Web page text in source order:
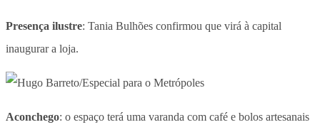
Presença ilustre: Tania Bulhões confirmou que virá à capital
inaugurar a loja.
Aconchego: o espaço terá uma varanda com café e bolos artesanais